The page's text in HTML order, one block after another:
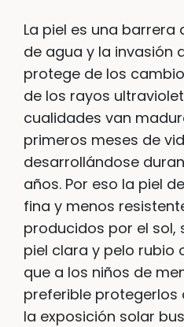
La piel es una
de agua y la invasión
protege de los
de los rayos
cualidades van
primeros meses de
desarrollándose
años. Por eso la piel
fina y menos
producidos por el sol,
piel clara y pelo rubio
que a los niños de
preferible
la exposición solar